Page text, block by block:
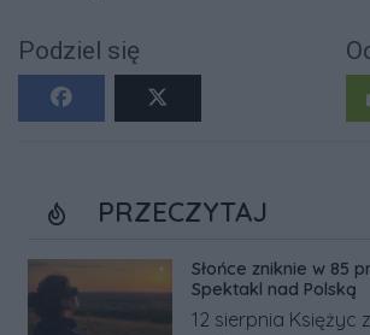
Podziel się
PRZECZYTAJ
Słońce zniknie w 85
Spektakl nad Polską
12 sierpnia Księżyc